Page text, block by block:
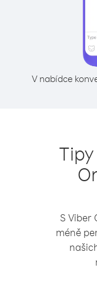
V nabídce
S Viber
méně